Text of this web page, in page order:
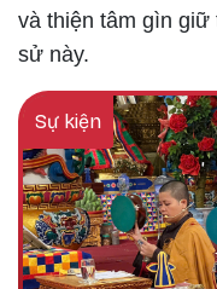
và thiện tâm gìn
sử này.
Sự kiện